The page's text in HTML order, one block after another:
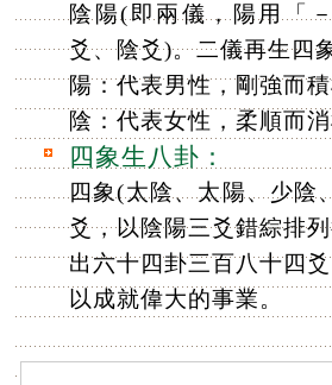
陰陽(即兩儀，陽用「
爻、陰爻)。二儀再生四
陽：代表男性，剛強而
陰：代表女性，柔順而
四象生八卦：
四象(太陰、太陽、少陰
爻，以陰陽三爻錯綜排
出六十四卦三百八十四
以成就偉大的事業。